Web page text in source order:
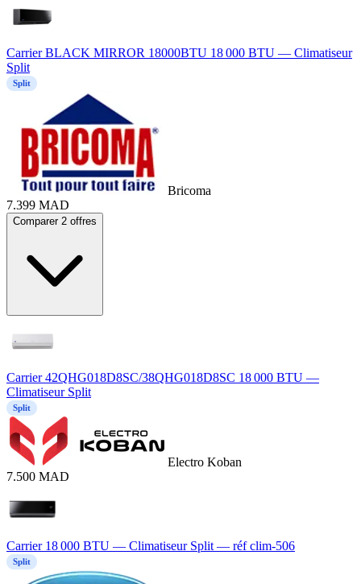
Carrier BLACK MIRROR 18000BTU 18 000 BTU — Climatiseur
Split
Split
Bricoma
7.399 MAD
Comparer 2 offres
Carrier 42QHG018D8SC/38QHG018D8SC 18 000 BTU —
Climatiseur Split
Split
Electro Koban
7.500 MAD
Carrier 18 000 BTU — Climatiseur Split — réf clim-506
Split